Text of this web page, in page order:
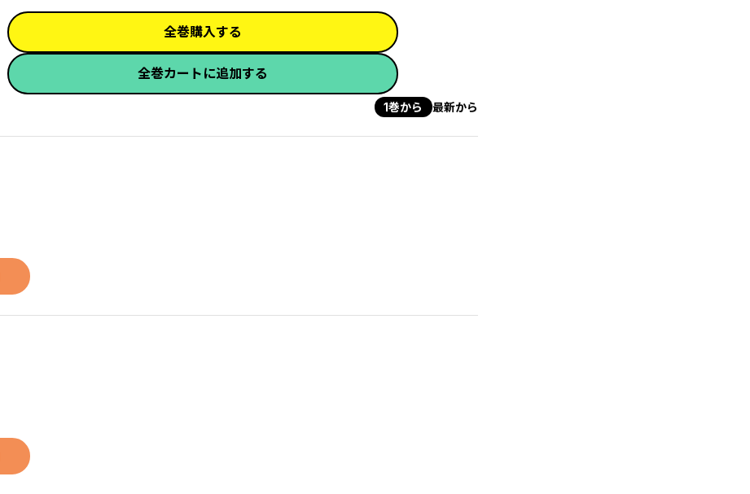
全巻購入する
全巻カートに追加する
1巻から 最新から